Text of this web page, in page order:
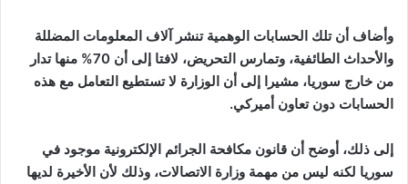
وأضاف أن تلك الحسابات الوهمية تنشر آلاف المعلومات المضللة
والأحداث الطائفية، وتمارس التحريض، لافتا إلى أن 70% منها تدار
من خارج سوريا، مشيرا إلى أن الوزارة لا تستطيع التعامل مع هذه
الحسابات دون تعاون أميركي.
إلى ذلك، أوضح أن قانون مكافحة الجرائم الإلكترونية موجود في
سوريا لكنه ليس من مهمة وزارة الاتصالات، وذلك لأن الأخيرة لديها